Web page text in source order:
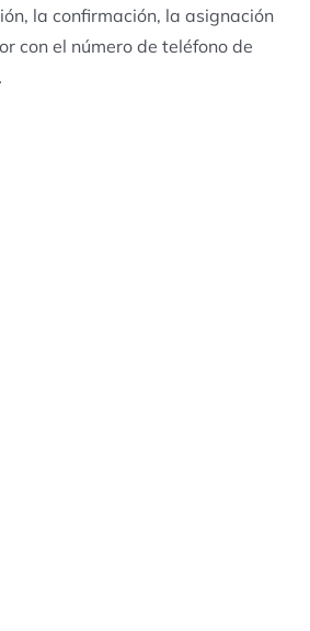
la confirmación, la asignación
con el número de teléfono de